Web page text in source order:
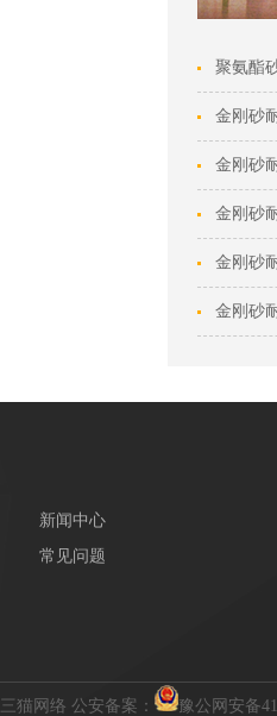
金刚砂
金刚砂
新闻中心
常见问题
三猫网络 公安备案： 豫公网安备